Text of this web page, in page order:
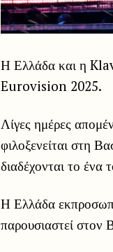
Η Ελλάδα και η
Eurovision 2025.
Λίγες ημέρες
φιλοξενείται στη
διαδέχονται το ένα
Η Ελλάδα
παρουσιαστεί στον